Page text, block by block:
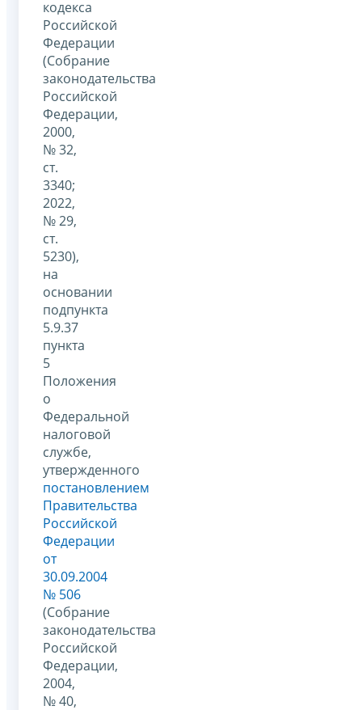
кодекса
Российской
Федерации
(Собрание
законодательства
Российской
Федерации,
2000,
№ 32,
ст.
3340;
2022,
№ 29,
ст.
5230),
на
основании
подпункта
5.9.37
пункта
5
Положения
о
Федеральной
налоговой
службе,
утвержденного
постановлением
Правительства
Российской
Федерации
от
30.09.2004
№ 506
(Собрание
законодательства
Российской
Федерации,
2004,
№ 40,